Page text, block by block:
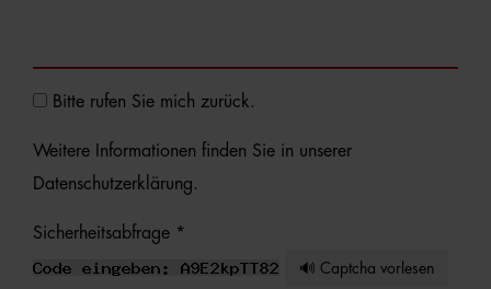
Bitte rufen Sie mich zurück.
Weitere Informationen finden Sie in unserer
Datenschutzerklärung.
Sicherheitsabfrage *
🔊 Captcha vorlesen